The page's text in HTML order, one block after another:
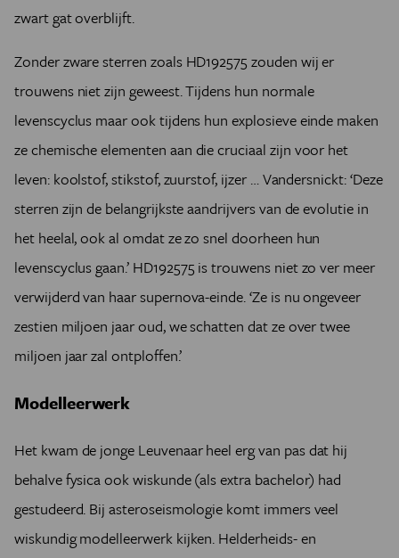
zwart gat overblijft.
Zonder zware sterren zoals HD192575 zouden wij er
trouwens niet zijn geweest. Tijdens hun normale
levenscyclus maar ook tijdens hun explosieve einde maken
ze chemische elementen aan die cruciaal zijn voor het
leven: koolstof, stikstof, zuurstof, ijzer … Vandersnickt: ‘Deze
sterren zijn de belangrijkste aandrijvers van de evolutie in
het heelal, ook al omdat ze zo snel doorheen hun
levenscyclus gaan.’ HD192575 is trouwens niet zo ver meer
verwijderd van haar supernova-einde. ‘Ze is nu ongeveer
zestien miljoen jaar oud, we schatten dat ze over twee
miljoen jaar zal ontploffen.’
Modelleerwerk
Het kwam de jonge Leuvenaar heel erg van pas dat hij
behalve fysica ook wiskunde (als extra bachelor) had
gestudeerd. Bij asteroseismologie komt immers veel
wiskundig modelleerwerk kijken. Helderheids- en